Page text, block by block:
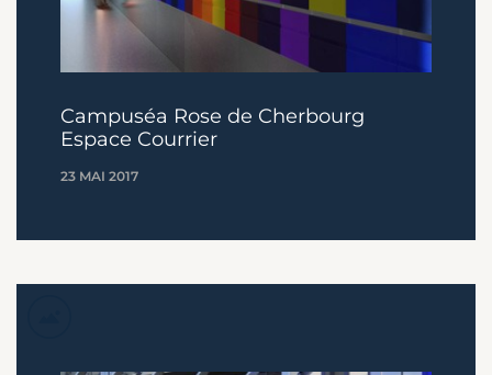
Campuséa Rose de Cherbourg
Espace Courrier
23 MAI 2017